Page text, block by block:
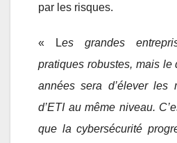
par les risques.
« Les grandes
pratiques robustes, mais le
années sera d’élever les
d’ETI au même niveau.
que la cybersécurité